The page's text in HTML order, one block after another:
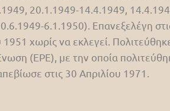
20.1.1949-14.4.1949,
6.1.1950). Επανεξελέγη
1951 χωρίς να εκλεγεί.
(ΕΡΕ), με την οποία
στις 30 Απριλίου 1971.